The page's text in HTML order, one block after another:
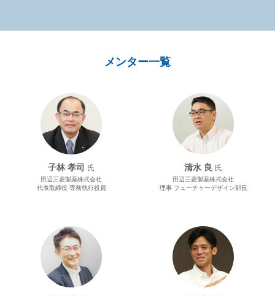
メンター一覧
子林 孝司 氏
田辺三菱製薬株式会社
代表取締役 専務執行役員
清水 良 氏
田辺三菱製薬株式会社
理事 フューチャーデザイン部長